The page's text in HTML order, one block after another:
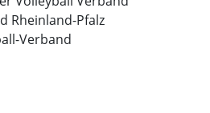
Rheinland-Pfalz
Verband